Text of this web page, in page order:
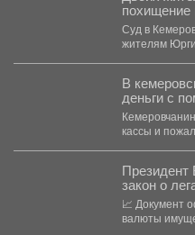
похищение
Суд в
жителям
В
деньги с
кассы и пожалел. В Кемерове
Президент
закон о
России.
📈 Документ
валюты